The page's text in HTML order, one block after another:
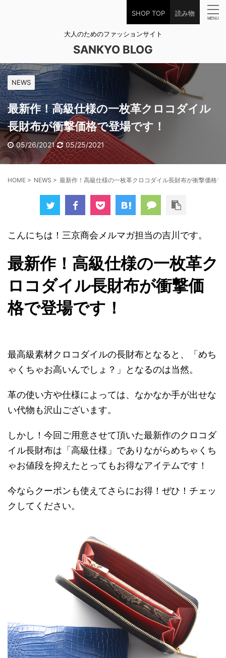
SHOP TOP 読み物
大人のためのファッションサイト
SANKYO BLOG
NEWS
最新作！高級仕様の一枚革クロコダイル
長財布が衝撃価格で登場です！
05/26/2021 05/25/2021
HOME > NEWS > 最新作！高級仕様の一枚革クロコダイル長財布が衝撃価格で
こんにちは！三京商会メルマガ担当の吉川です。
最新作！高級仕様の一枚革ク
ロコダイル長財布が衝撃価
格で登場です！
最高級素材クロコダイルの長財布となると、「めち
ゃくちゃお高いんでしょ？」となるのは当然。
革の使い方や仕様によっては、なかなか手が出せな
い代物も沢山ございます。
しかし！今回ご用意させて頂いた最新作のクロコダ
イル長財布は「高級仕様」でありながらめちゃくち
ゃお値段を抑えたとってもお得なアイテムです！
今ならクーポンも使えてさらにお得！ぜひ！チェッ
クしてください。